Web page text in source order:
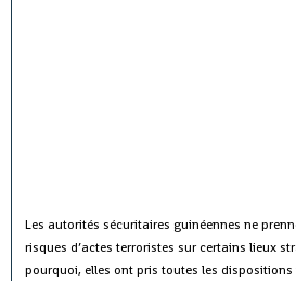
Les autorités sécuritaires guinéennes ne
risques d’actes terroristes sur certains lieux
pourquoi, elles ont pris toutes les